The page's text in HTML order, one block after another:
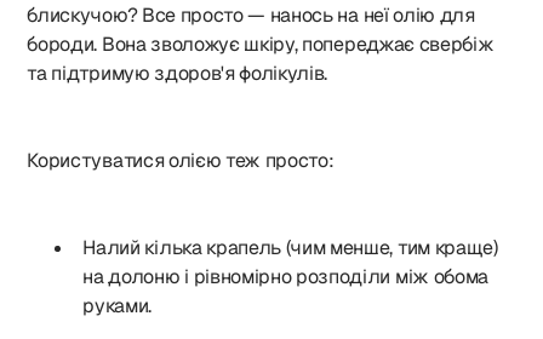
блискучою? Все просто — нанось на неї олію для
бороди. Вона зволожує шкіру, попереджає свербіж
та підтримую здоров'я фолікулів.
Користуватися олією теж просто:
Налий кілька крапель (чим менше, тим краще)
на долоню і рівномірно розподіли між обома
руками.